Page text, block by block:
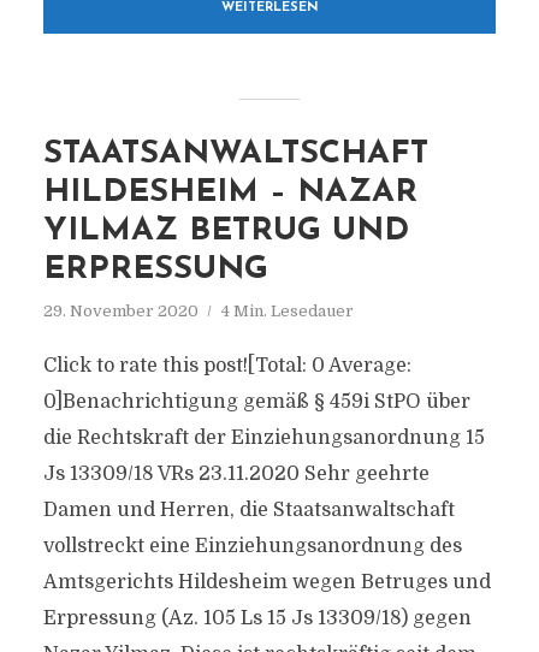
WEITERLESEN
STAATSANWALTSCHAFT
HILDESHEIM – NAZAR
YILMAZ BETRUG UND
ERPRESSUNG
29. November 2020 4 Min. Lesedauer
Click to rate this post![Total: 0 Average:
0]Benachrichtigung gemäß § 459i StPO über
die Rechtskraft der Einziehungsanordnung 15
Js 13309/18 VRs 23.11.2020 Sehr geehrte
Damen und Herren, die Staatsanwaltschaft
vollstreckt eine Einziehungsanordnung des
Amtsgerichts Hildesheim wegen Betruges und
Erpressung (Az. 105 Ls 15 Js 13309/18) gegen